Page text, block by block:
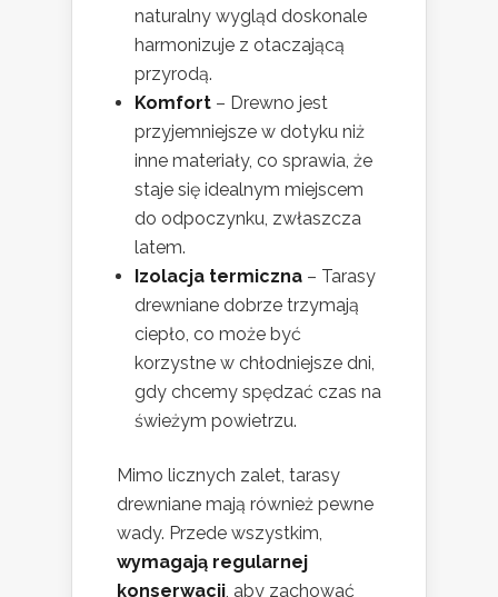
naturalny wygląd doskonale
harmonizuje z otaczającą
przyrodą.
Komfort – Drewno jest
przyjemniejsze w dotyku niż
inne materiały, co sprawia, że
staje się idealnym miejscem
do odpoczynku, zwłaszcza
latem.
Izolacja termiczna – Tarasy
drewniane dobrze trzymają
ciepło, co może być
korzystne w chłodniejsze dni,
gdy chcemy spędzać czas na
świeżym powietrzu.
Mimo licznych zalet, tarasy
drewniane mają również pewne
wady. Przede wszystkim,
wymagają regularnej
konserwacji, aby zachować